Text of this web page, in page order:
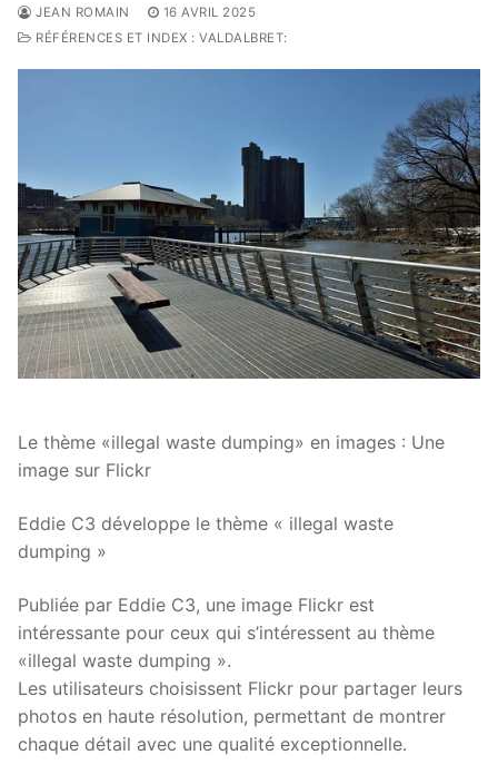
JEAN ROMAIN
16 AVRIL 2025
RÉFÉRENCES ET INDEX : VALDALBRET:
Le thème «illegal waste dumping» en images : Une
image sur Flickr
Eddie C3 développe le thème « illegal waste
dumping »
Publiée par Eddie C3, une image Flickr est
intéressante pour ceux qui s’intéressent au thème
«illegal waste dumping ».
Les utilisateurs choisissent Flickr pour partager leurs
photos en haute résolution, permettant de montrer
chaque détail avec une qualité exceptionnelle.